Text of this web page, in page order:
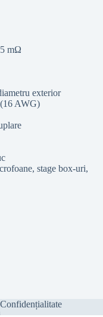
5 mΩ
exterior
(16 AWG)
stage box-uri,